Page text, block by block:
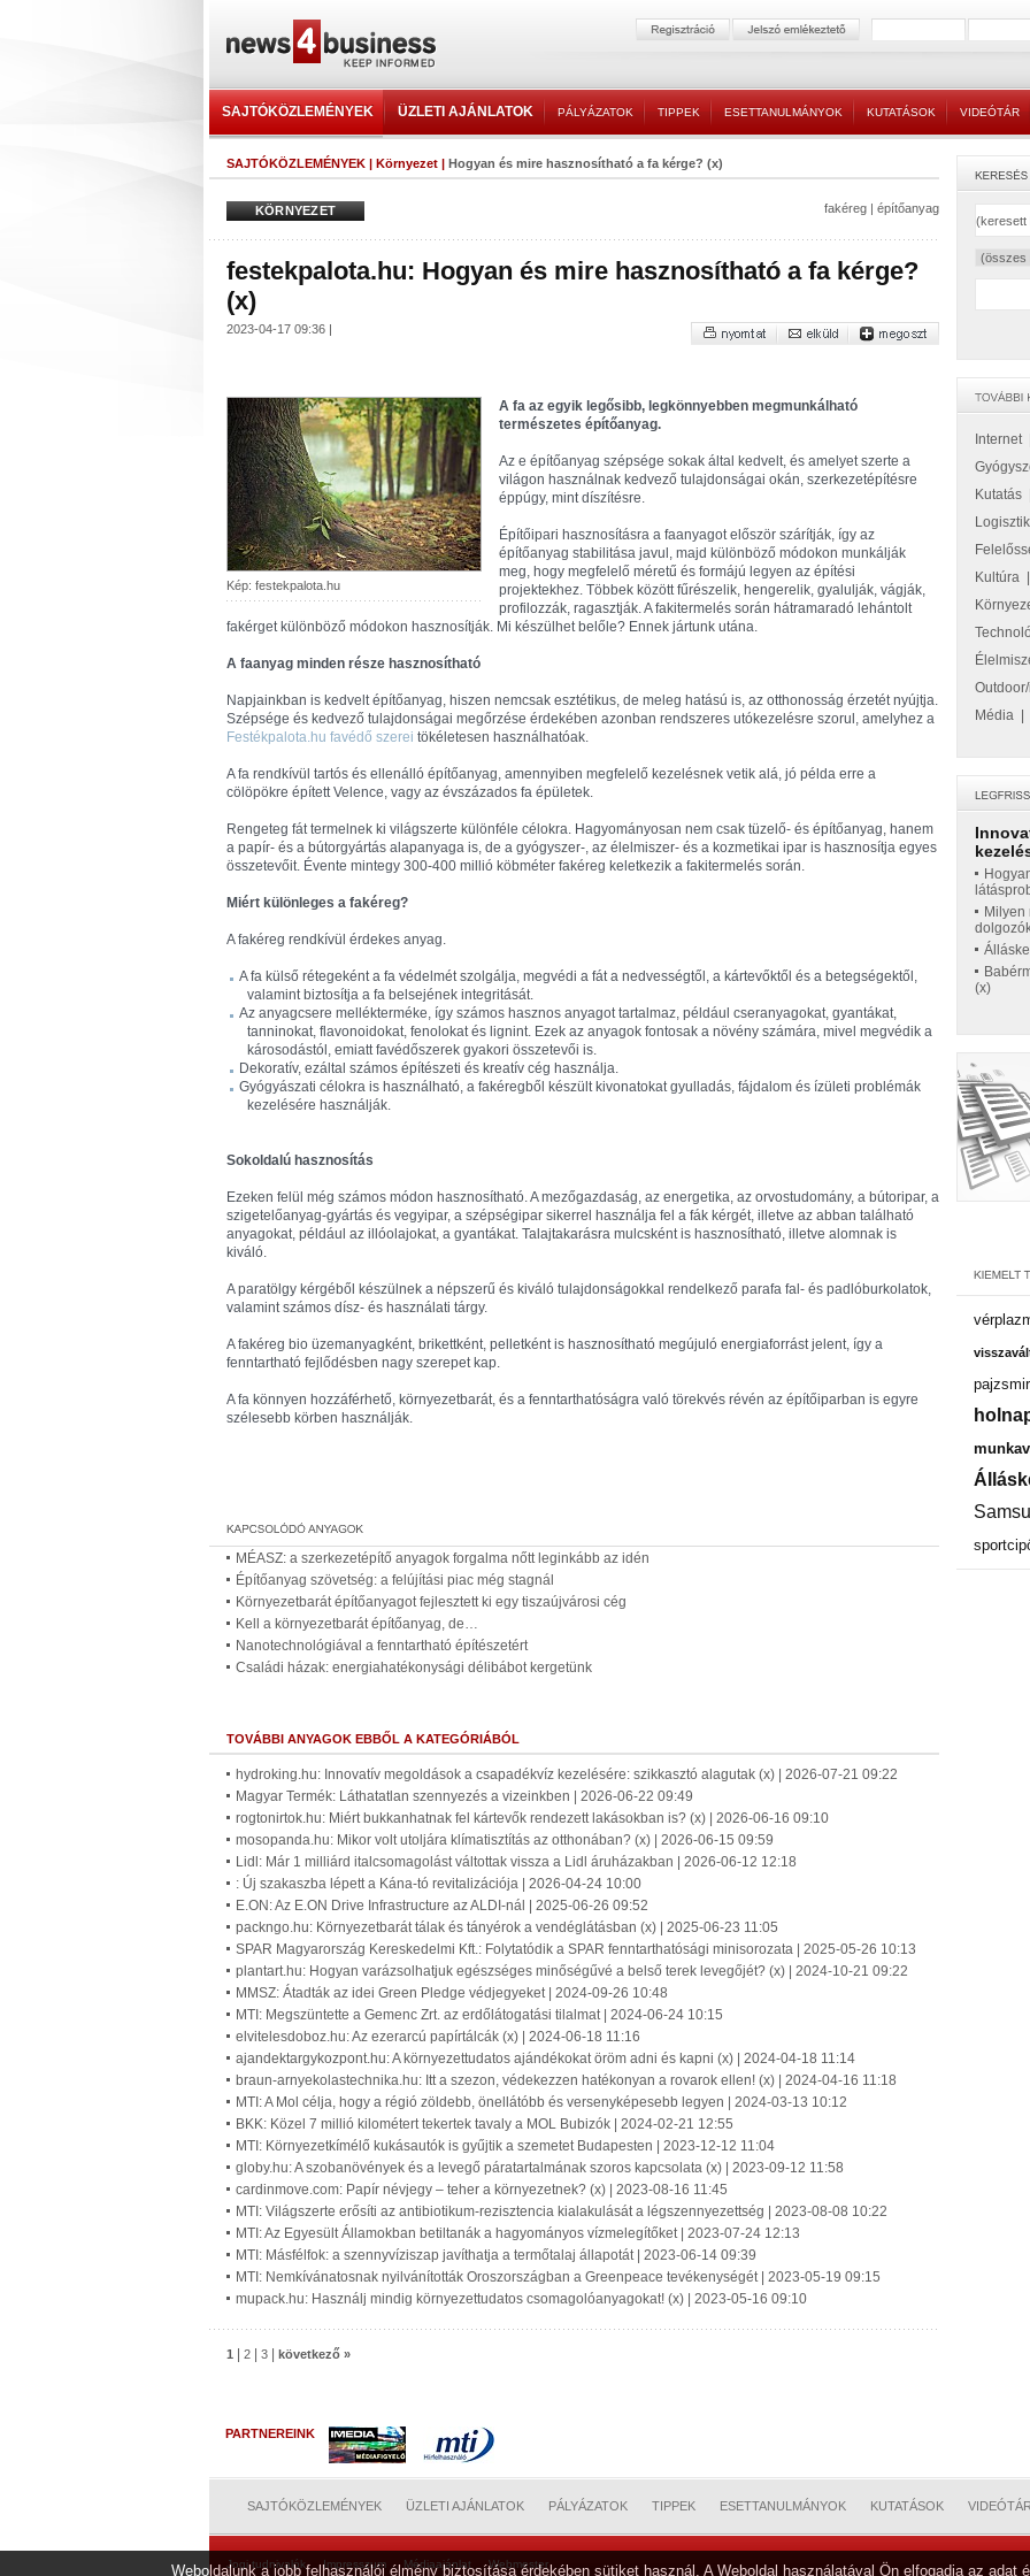
SAJTÓKÖZLEMÉNYEK ÜZLETI AJÁNLATOK PÁLYÁZATOK TIPPEK ESETTANULMÁNYOK KUTATÁSOK VIDEÓTÁR
SAJTÓKÖZLEMÉNYEK | Környezet | Hogyan és mire hasznosítható a fa kérge? (x)
KÖRNYEZET fakéreg | építőanyag
festekpalota.hu: Hogyan és mire hasznosítható a fa kérge?
(x)
2023-04-17 09:36 |
Kép: festekpalota.hu
A fa az egyik legősibb, legkönnyebben megmunkálható
természetes építőanyag.
Az e építőanyag szépsége sokak által kedvelt, és amelyet szerte a
világon használnak kedvező tulajdonságai okán, szerkezetépítésre
éppúgy, mint díszítésre.
Építőipari hasznosításra a faanyagot először szárítják, így az
építőanyag stabilitása javul, majd különböző módokon munkálják
meg, hogy megfelelő méretű és formájú legyen az építési
projektekhez. Többek között fűrészelik, hengerelik, gyalulják, vágják,
profilozzák, ragasztják. A fakitermelés során hátramaradó lehántolt
fakérget különböző módokon hasznosítják. Mi készülhet belőle? Ennek jártunk utána.
A faanyag minden része hasznosítható
Napjainkban is kedvelt építőanyag, hiszen nemcsak esztétikus, de meleg hatású is, az otthonosság érzetét nyújtja.
Szépsége és kedvező tulajdonságai megőrzése érdekében azonban rendszeres utókezelésre szorul, amelyhez a
Festékpalota.hu favédő szerei tökéletesen használhatóak.
A fa rendkívül tartós és ellenálló építőanyag, amennyiben megfelelő kezelésnek vetik alá, jó példa erre a
cölöpökre épített Velence, vagy az évszázados fa épületek.
Rengeteg fát termelnek ki világszerte különféle célokra. Hagyományosan nem csak tüzelő- és építőanyag, hanem
a papír- és a bútorgyártás alapanyaga is, de a gyógyszer-, az élelmiszer- és a kozmetikai ipar is hasznosítja egyes
összetevőit. Évente mintegy 300-400 millió köbméter fakéreg keletkezik a fakitermelés során.
Miért különleges a fakéreg?
A fakéreg rendkívül érdekes anyag.
A fa külső rétegeként a fa védelmét szolgálja, megvédi a fát a nedvességtől, a kártevőktől és a betegségektől,
valamint biztosítja a fa belsejének integritását.
Az anyagcsere mellékterméke, így számos hasznos anyagot tartalmaz, például cseranyagokat, gyantákat,
tanninokat, flavonoidokat, fenolokat és lignint. Ezek az anyagok fontosak a növény számára, mivel megvédik a
károsodástól, emiatt favédőszerek gyakori összetevői is.
Dekoratív, ezáltal számos építészeti és kreatív cég használja.
Gyógyászati célokra is használható, a fakéregből készült kivonatokat gyulladás, fájdalom és ízületi problémák
kezelésére használják.
Sokoldalú hasznosítás
Ezeken felül még számos módon hasznosítható. A mezőgazdaság, az energetika, az orvostudomány, a bútoripar, a
szigetelőanyag-gyártás és vegyipar, a szépségipar sikerrel használja fel a fák kérgét, illetve az abban található
anyagokat, például az illóolajokat, a gyantákat. Talajtakarásra mulcsként is hasznosítható, illetve alomnak is
kiváló.
A paratölgy kérgéből készülnek a népszerű és kiváló tulajdonságokkal rendelkező parafa fal- és padlóburkolatok,
valamint számos dísz- és használati tárgy.
A fakéreg bio üzemanyagként, brikettként, pelletként is hasznosítható megújuló energiaforrást jelent, így a
fenntartható fejlődésben nagy szerepet kap.
A fa könnyen hozzáférhető, környezetbarát, és a fenntarthatóságra való törekvés révén az építőiparban is egyre
szélesebb körben használják.
MÉASZ: a szerkezetépítő anyagok forgalma nőtt leginkább az idén
Építőanyag szövetség: a felújítási piac még stagnál
Környezetbarát építőanyagot fejlesztett ki egy tiszaújvárosi cég
Kell a környezetbarát építőanyag, de…
Nanotechnológiával a fenntartható építészetért
Családi házak: energiahatékonysági délibábot kergetünk
TOVÁBBI ANYAGOK EBBŐL A KATEGÓRIÁBÓL
hydroking.hu: Innovatív megoldások a csapadékvíz kezelésére: szikkasztó alagutak (x) | 2026-07-21 09:22
Magyar Termék: Láthatatlan szennyezés a vizeinkben | 2026-06-22 09:49
rogtonirtok.hu: Miért bukkanhatnak fel kártevők rendezett lakásokban is? (x) | 2026-06-16 09:10
mosopanda.hu: Mikor volt utoljára klímatisztítás az otthonában? (x) | 2026-06-15 09:59
Lidl: Már 1 milliárd italcsomagolást váltottak vissza a Lidl áruházakban | 2026-06-12 12:18
: Új szakaszba lépett a Kána-tó revitalizációja | 2026-04-24 10:00
E.ON: Az E.ON Drive Infrastructure az ALDI-nál | 2025-06-26 09:52
packngo.hu: Környezetbarát tálak és tányérok a vendéglátásban (x) | 2025-06-23 11:05
SPAR Magyarország Kereskedelmi Kft.: Folytatódik a SPAR fenntarthatósági minisorozata | 2025-05-26 10:13
plantart.hu: Hogyan varázsolhatjuk egészséges minőségűvé a belső terek levegőjét? (x) | 2024-10-21 09:22
MMSZ: Átadták az idei Green Pledge védjegyeket | 2024-09-26 10:48
MTI: Megszüntette a Gemenc Zrt. az erdőlátogatási tilalmat | 2024-06-24 10:15
elvitelesdoboz.hu: Az ezerarcú papírtálcák (x) | 2024-06-18 11:16
ajandektargykozpont.hu: A környezettudatos ajándékokat öröm adni és kapni (x) | 2024-04-18 11:14
braun-arnyekolastechnika.hu: Itt a szezon, védekezzen hatékonyan a rovarok ellen! (x) | 2024-04-16 11:18
MTI: A Mol célja, hogy a régió zöldebb, önellátóbb és versenyképesebb legyen | 2024-03-13 10:12
BKK: Közel 7 millió kilométert tekertek tavaly a MOL Bubizók | 2024-02-21 12:55
MTI: Környezetkímélő kukásautók is gyűjtik a szemetet Budapesten | 2023-12-12 11:04
globy.hu: A szobanövények és a levegő páratartalmának szoros kapcsolata (x) | 2023-09-12 11:58
cardinmove.com: Papír névjegy – teher a környezetnek? (x) | 2023-08-16 11:45
MTI: Világszerte erősíti az antibiotikum-rezisztencia kialakulását a légszennyezettség | 2023-08-08 10:22
MTI: Az Egyesült Államokban betiltanák a hagyományos vízmelegítőket | 2023-07-24 12:13
MTI: Másfélfok: a szennyvíziszap javíthatja a termőtalaj állapotát | 2023-06-14 09:39
MTI: Nemkívánatosnak nyilvánították Oroszországban a Greenpeace tevékenységét | 2023-05-19 09:15
mupack.hu: Használj mindig környezettudatos csomagolóanyagokat! (x) | 2023-05-16 09:10
1 2 3 következő »
Internet|
Kutatás
Kultúra
Média
Milyen
(x)
PARTNEREINK
SAJTÓKÖZLEMÉNYEK ÜZLETI AJÁNLATOK PÁLYÁZATOK TIPPEK ESETTANULMÁNYOK KUTATÁSOK VIDEÓTÁR
Jogi tudnivalók Impresszum Médiaajánlat Webmester
Weboldalunk a jobb felhasználói élmény biztosítása érdekében sütiket használ. A Weboldal használatával Ön elfogadja az